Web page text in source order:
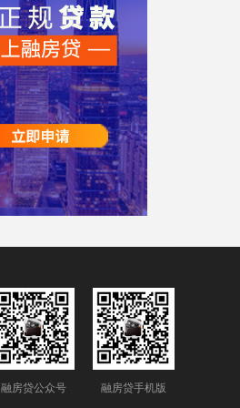
融房贷公众号 融房贷手机版